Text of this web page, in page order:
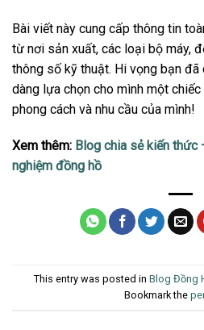
Bài viết này cung cấp thông tin
từ nơi sản xuất, các loại bộ máy,
thông số kỹ thuật. Hi vọng bạn đã
dàng lựa chọn cho mình một
phong cách và nhu cầu của mình!
Xem thêm: Blog chia sẻ kiến thức
nghiệm đồng hồ
This entry was posted in Blog Đồng
Bookmark the